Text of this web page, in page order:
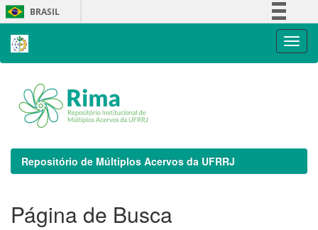
Skip
navigation
BRASIL
Repositório de Múltiplos Acervos da UFRRJ
Página de Busca